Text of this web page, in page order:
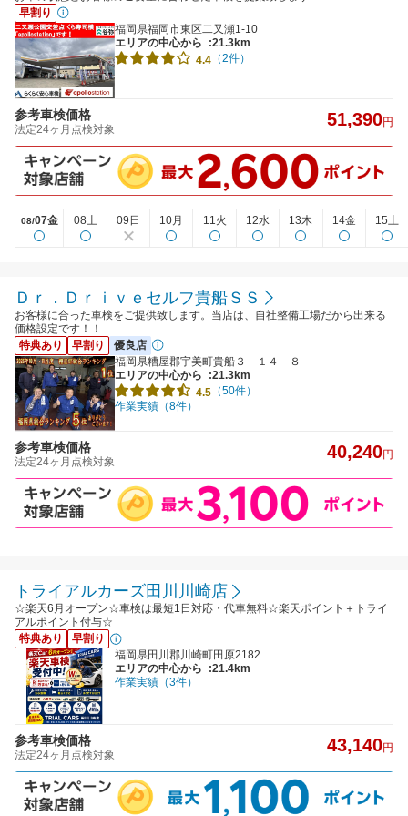
早割り
福岡県福岡市東区二又瀬1-10
エリアの中心から
:21.3km
4.4 （2件）
参考車検価格
法定24ヶ月点検対象 51,390円
08/07金 08土 09日 10月 11火 12水 13木 14金 15土
Ｄｒ．Ｄｒｉｖｅセルフ貴船ＳＳ
お客様に合った車検をご提供致します。当店は、自社整備工場だから出来る
価格設定です！！
特典あり
早割り
優良店
福岡県糟屋郡宇美町貴船３－１４－８
エリアの中心から
:21.3km
4.5 （50件）
作業実績（8件）
参考車検価格
法定24ヶ月点検対象 40,240円
トライアルカーズ田川川崎店
☆楽天6月オープン☆車検は最短1日対応・代車無料☆楽天ポイント＋トライ
アルポイント付与☆
特典あり
早割り
福岡県田川郡川崎町田原2182
エリアの中心から
:21.4km
作業実績（3件）
参考車検価格
法定24ヶ月点検対象 43,140円